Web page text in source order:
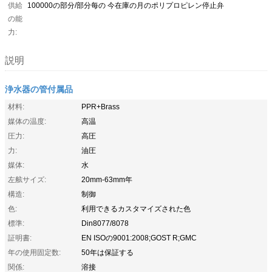
供給
の能
力:
100000の部分/部分每の 今在庫の月のポリプロピレン停止弁
説明
浄水器の管付属品
材料:
PPR+Brass
媒体の温度:
高温
圧力:
高圧
力:
油圧
媒体:
水
左舷サイズ:
20mm-63mm年
構造:
制御
色:
利用できるカスタマイズされた色
標準:
Din8077/8078
証明書:
EN ISOの9001:2008;GOST R;GMC
年の使用固定数:
50年は保証する
関係:
溶接